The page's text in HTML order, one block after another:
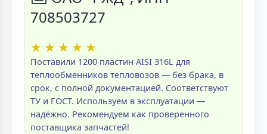
708503727
★ ★ ★ ★ ★
Поставили 1200 пластин AISI 316L для
теплообменников тепловозов — без брака, в
срок, с полной документацией. Соответствуют
ТУ и ГОСТ. Используем в эксплуатации —
надёжно. Рекомендуем как проверенного
поставщика запчастей!